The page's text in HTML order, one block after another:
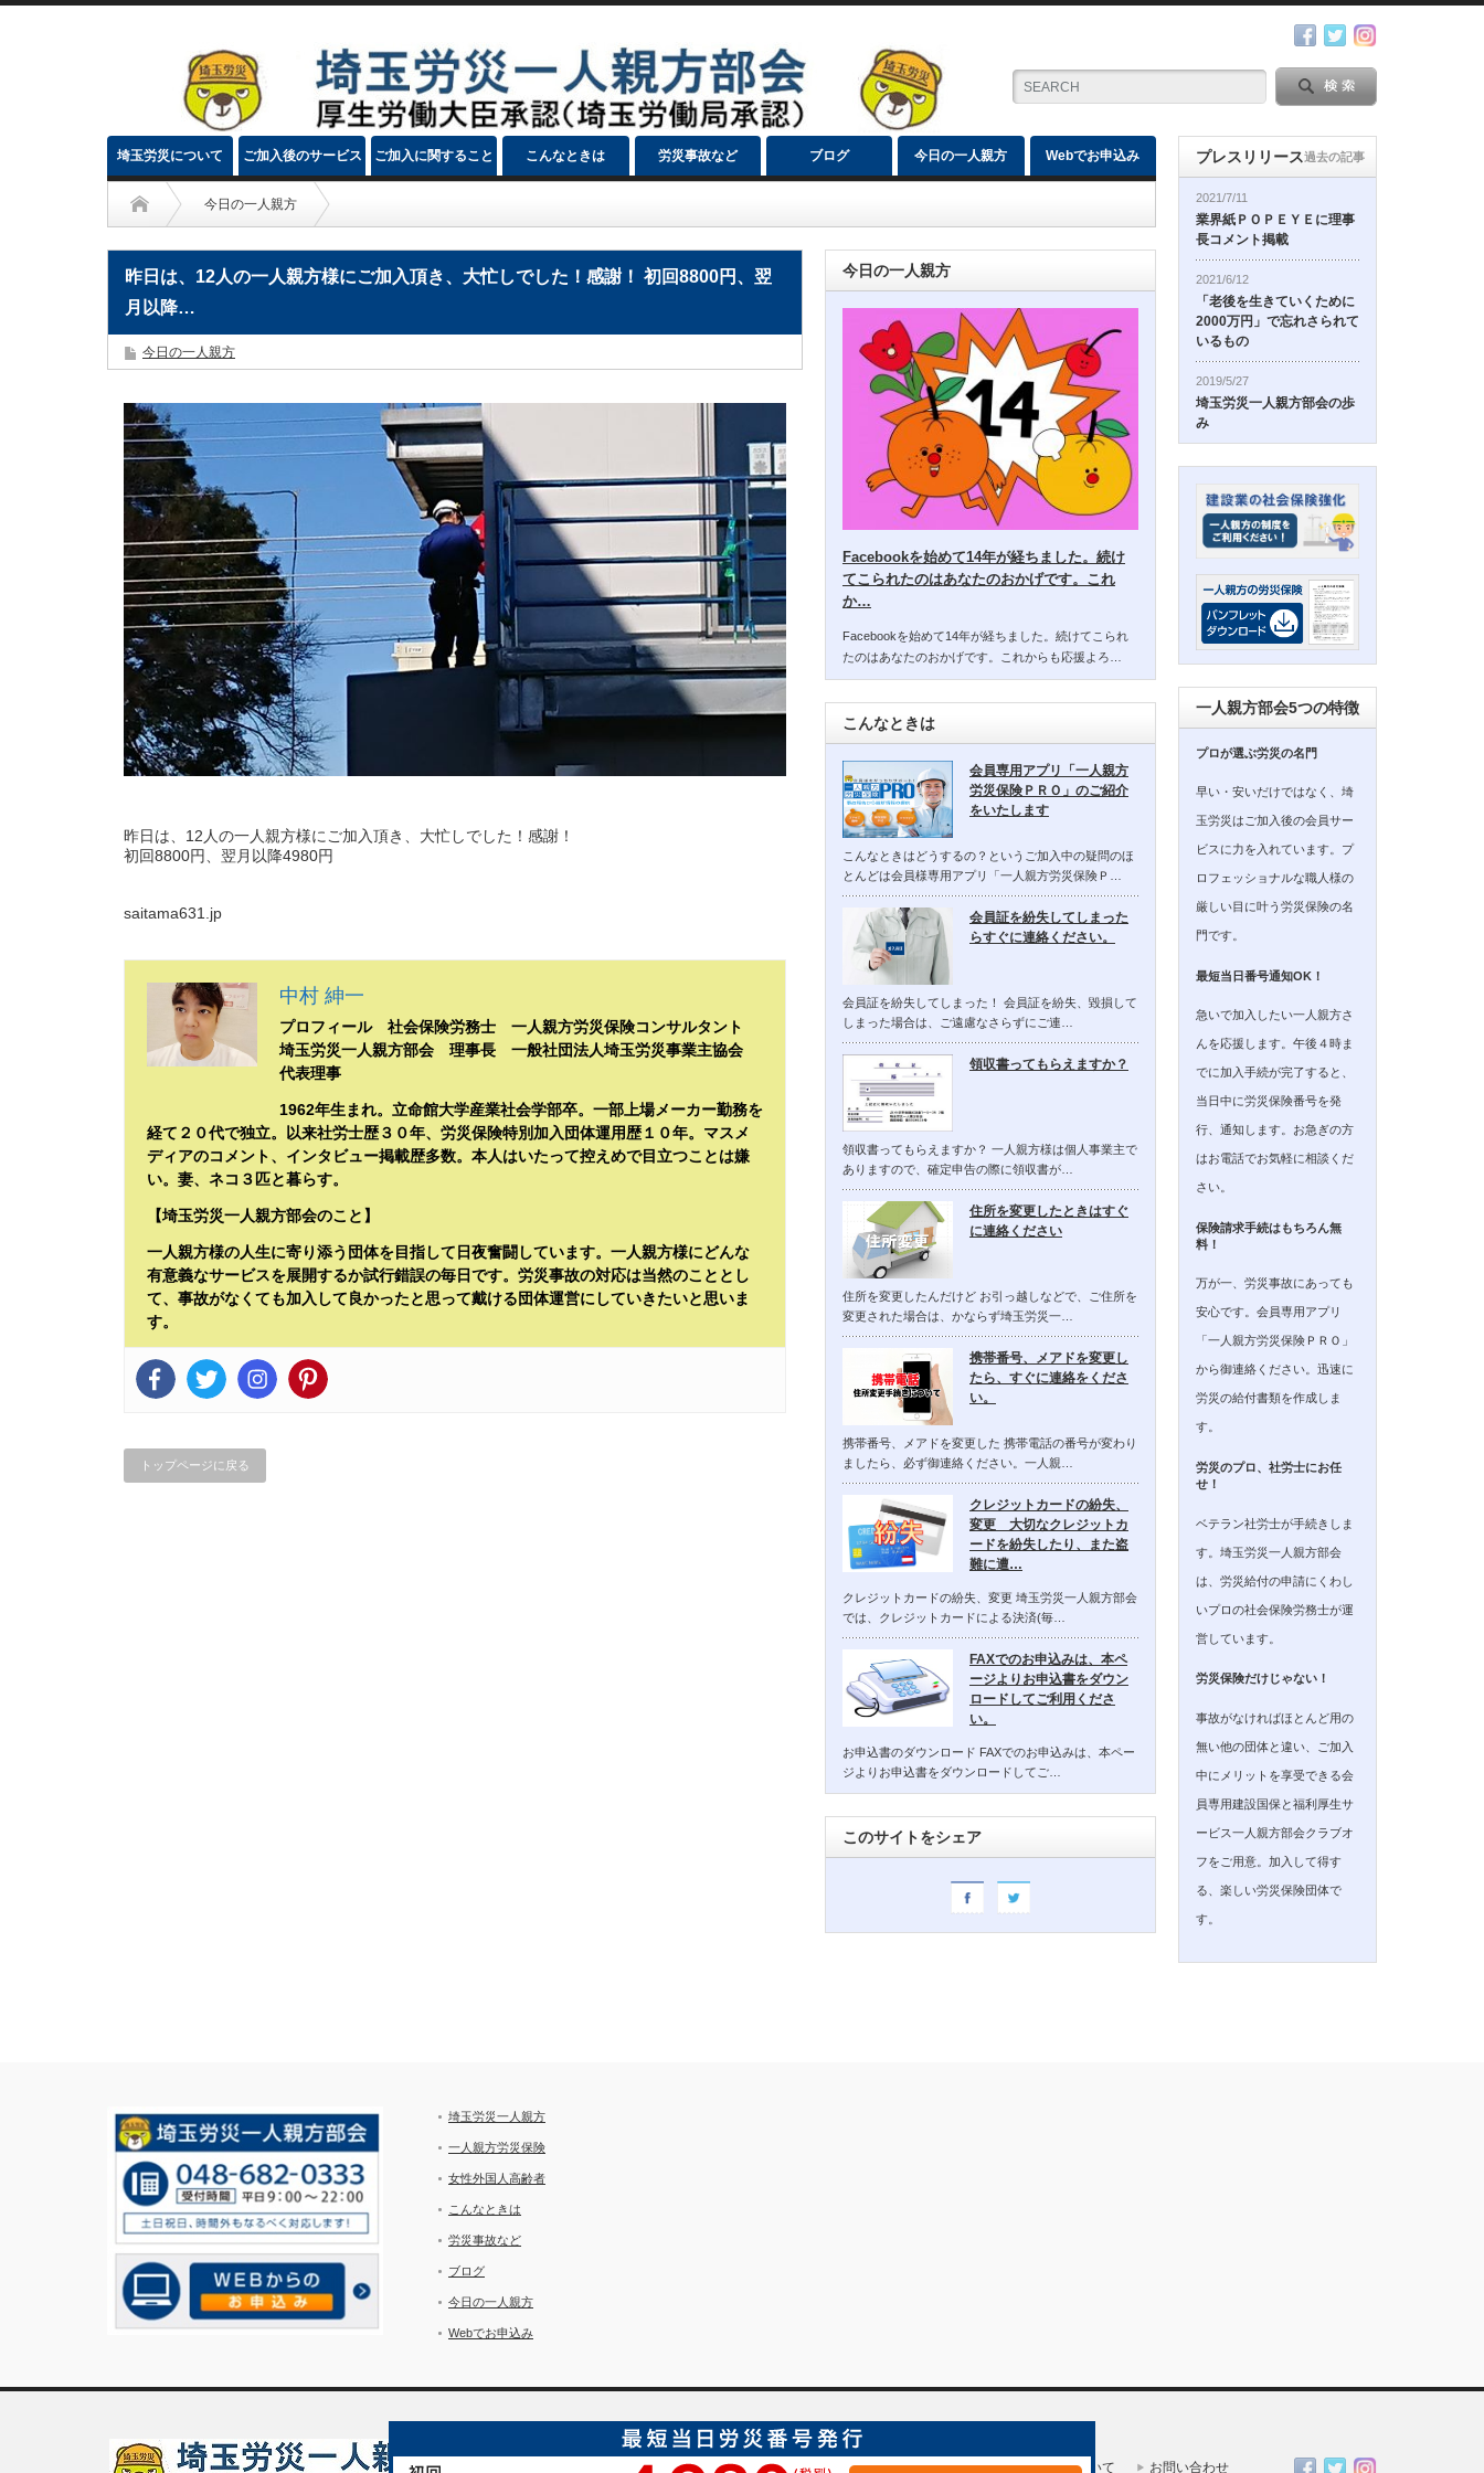
埼玉労災について ご加入後のサービス ご加入に関すること こんなときは 労災事故など ブログ 今日の一人親方 Webでお申込み
今日の一人親方
昨日は、12人の一人親方様にご加入頂き、大忙しでした！感謝！ 初回8800円、翌
月以降…
今日の一人親方
昨日は、12人の一人親方様にご加入頂き、大忙しでした！感謝！
初回8800円、翌月以降4980円
saitama631.jp
中村 紳一
プロフィール 社会保険労務士 一人親方労災保険コンサルタント
埼玉労災一人親方部会 理事長 一般社団法人埼玉労災事業主協会
代表理事
1962年生まれ。立命館大学産業社会学部卒。一部上場メーカー勤務を
経て２０代で独立。以来社労士歴３０年、労災保険特別加入団体運用歴１０年。マスメ
ディアのコメント、インタビュー掲載歴多数。本人はいたって控えめで目立つことは嫌
い。妻、ネコ３匹と暮らす。
【埼玉労災一人親方部会のこと】
一人親方様の人生に寄り添う団体を目指して日夜奮闘しています。一人親方様にどんな
有意義なサービスを展開するか試行錯誤の毎日です。労災事故の対応は当然のこととし
て、事故がなくても加入して良かったと思って戴ける団体運営にしていきたいと思いま
す。
トップページに戻る
今日の一人親方
Facebookを始めて14年が経ちました。続け
てこられたのはあなたのおかげです。これ
か…
Facebookを始めて14年が経ちました。続けてこられ
たのはあなたのおかげです。これからも応援よろ…
こんなときは
会員専用アプリ「一人親方
労災保険ＰＲＯ」のご紹介
をいたします
こんなときはどうするの？というご加入中の疑問のほ
とんどは会員様専用アプリ「一人親方労災保険Ｐ…
会員証を紛失してしまった
らすぐに連絡ください。
会員証を紛失してしまった！ 会員証を紛失、毀損して
しまった場合は、ご遠慮なさらずにご連…
領収書ってもらえますか？
領収書ってもらえますか？ 一人親方様は個人事業主で
ありますので、確定申告の際に領収書が…
住所を変更したときはすぐ
に連絡ください
住所を変更したんだけど お引っ越しなどで、ご住所を
変更された場合は、かならず埼玉労災一…
携帯番号、メアドを変更し
たら、すぐに連絡をくださ
い。
携帯番号、メアドを変更した 携帯電話の番号が変わり
ましたら、必ず御連絡ください。一人親…
クレジットカードの紛失、
変更 大切なクレジットカ
ードを紛失したり、また盗
難に遭…
クレジットカードの紛失、変更 埼玉労災一人親方部会
では、クレジットカードによる決済(毎…
FAXでのお申込みは、本ペ
ージよりお申込書をダウン
ロードしてご利用くださ
い。
お申込書のダウンロード FAXでのお申込みは、本ペー
ジよりお申込書をダウンロードしてご…
このサイトをシェア
プレスリリース
2021/7/11
業界紙ＰＯＰＥＹＥに理事
長コメント掲載
2021/6/12
「老後を生きていくために
2000万円」で忘れさられて
いるもの
2019/5/27
埼玉労災一人親方部会の歩
み
過去の記事
一人親方部会5つの特徴
プロが選ぶ労災の名門
早い・安いだけではなく、埼
玉労災はご加入後の会員サー
ビスに力を入れています。プ
ロフェッショナルな職人様の
厳しい目に叶う労災保険の名
門です。
最短当日番号通知OK！
急いで加入したい一人親方さ
んを応援します。午後４時ま
でに加入手続が完了すると、
当日中に労災保険番号を発
行、通知します。お急ぎの方
はお電話でお気軽に相談くだ
さい。
保険請求手続はもちろん無
料！
万が一、労災事故にあっても
安心です。会員専用アプリ
「一人親方労災保険ＰＲＯ」
から御連絡ください。迅速に
労災の給付書類を作成しま
す。
労災のプロ、社労士にお任
せ！
ベテラン社労士が手続きしま
す。埼玉労災一人親方部会
は、労災給付の申請にくわし
いプロの社会保険労務士が運
営しています。
労災保険だけじゃない！
事故がなければほとんど用の
無い他の団体と違い、ご加入
中にメリットを享受できる会
員専用建設国保と福利厚生サ
ービス一人親方部会クラブオ
フをご用意。加入して得す
る、楽しい労災保険団体で
す。
埼玉労災一人親方
一人親方労災保険
女性外国人高齢者
こんなときは
労災事故など
ブログ
今日の一人親方
Webでお申込み
埼玉労災一人親方部会について お問い合わせ